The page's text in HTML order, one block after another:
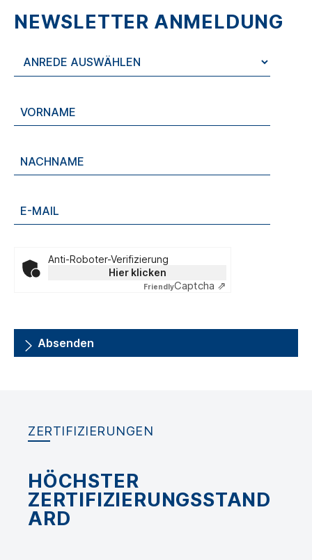
NEWSLETTER ANMELDUNG
Anti-Roboter-Verifizierung
Hier klicken
FriendlyCaptcha ⇗
Absenden
ZERTIFIZIERUNGEN
HÖCHSTER
ZERTIFIZIERUNGSSTAND
ARD